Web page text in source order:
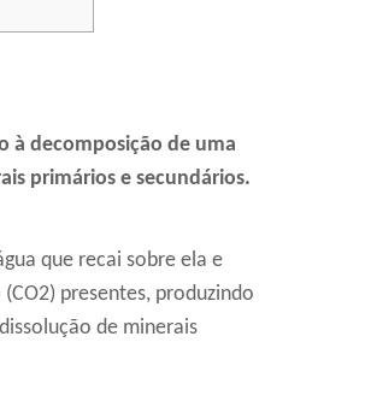
à decomposição de uma
primários e secundários.
que recai sobre ela e
presentes, produzindo
de minerais